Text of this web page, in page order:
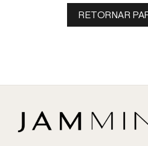
RETORNAR